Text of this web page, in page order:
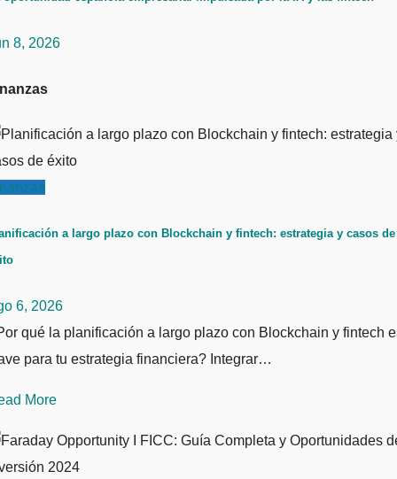
8, 2026
a largo plazo con Blockchain y fintech: estrategia y casos de
6, 2026
qué la planificación a largo plazo con Blockchain y fintech
para tu estrategia financiera? Integrar…
More